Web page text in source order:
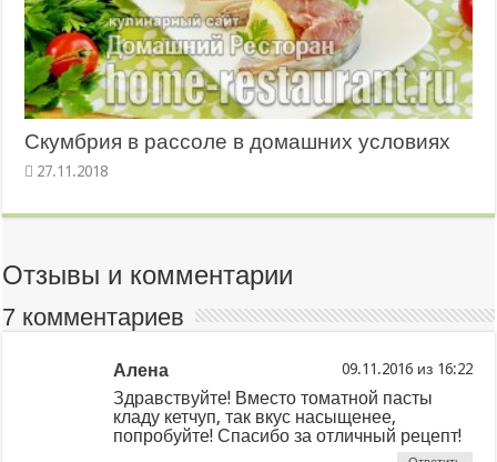
Скумбрия в рассоле в домашних условиях
27.11.2018
Отзывы и комментарии
7 комментариев
Алена из
Здравствуйте! Вместо томатной пасты
кладу кетчуп, так вкус насыщенее,
попробуйте! Спасибо за отличный рецепт!